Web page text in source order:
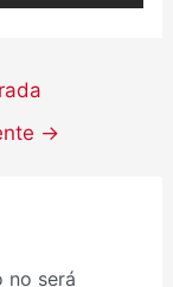
→
no será